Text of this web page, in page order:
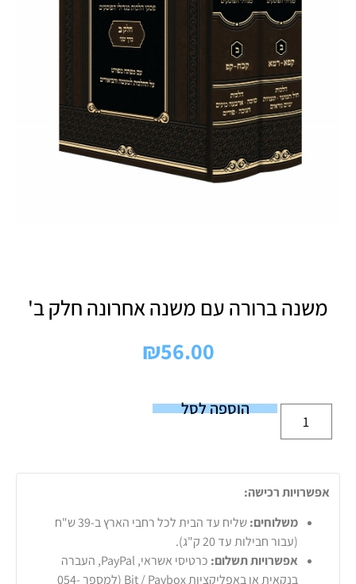
משנה ברורה עם משנה אחרונה חלק ב'
₪56.00
הוספה לסל
אפשרויות רכישה:
משלוחים:
שליח עד הבית לכל רחבי הארץ ב-39 ש"ח
(עבור חבילות עד 20 ק"ג).
אפשרויות תשלום:
כרטיסי אשראי, PayPal, העברה
בנקאית או באפליקציות Bit / Paybox (למספר 054-